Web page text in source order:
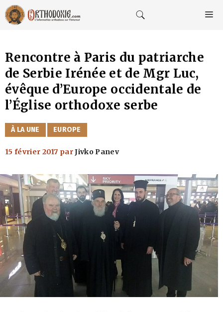
Aller
au
contenu
Rencontre à Paris du patriarche
de Serbie Irénée et de Mgr Luc,
évêque d’Europe occidentale de
l’Église orthodoxe serbe
CATÉGORIES
À LA UNE EUROPE
15 février 2017 parJivko Panev